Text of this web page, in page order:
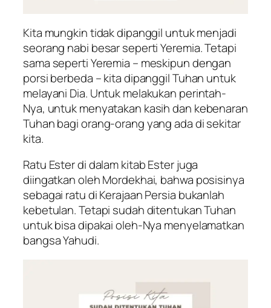
Kita mungkin tidak dipanggil untuk menjadi
seorang nabi besar seperti Yeremia. Tetapi
sama seperti Yeremia – meskipun dengan
porsi berbeda – kita dipanggil Tuhan untuk
melayani Dia. Untuk melakukan perintah-
Nya, untuk menyatakan kasih dan kebenaran
Tuhan bagi orang-orang yang ada di sekitar
kita.
Ratu Ester di dalam kitab Ester juga
diingatkan oleh Mordekhai, bahwa posisinya
sebagai ratu di Kerajaan Persia bukanlah
kebetulan. Tetapi sudah ditentukan Tuhan
untuk bisa dipakai oleh-Nya menyelamatkan
bangsa Yahudi.